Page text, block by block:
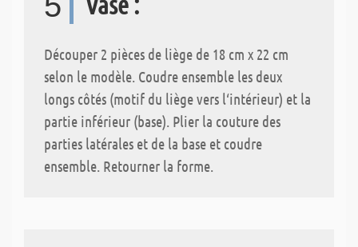
Découper 2 pièces de liège de 18 cm x 22 cm
selon le modèle. Coudre ensemble les deux
longs côtés (motif du liège vers l‘intérieur) et la
partie inférieur (base). Plier la couture des
parties latérales et de la base et coudre
ensemble. Retourner la forme.